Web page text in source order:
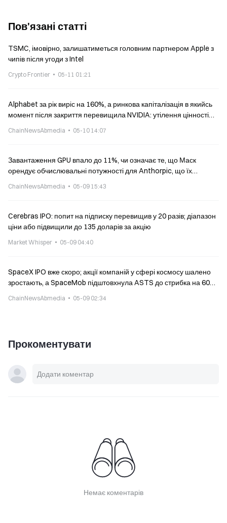
Пов'язані статті
TSMC, імовірно, залишатиметься головним партнером Apple з
чипів після угоди з Intel
Crypto Frontier 05-11 01:21
Alphabet за рік виріс на 160%, а ринкова капіталізація в якийсь
момент після закриття перевищила NVIDIA: утілення цінності
ChainNewsAbmedia 05-10 14:07
Завантаження GPU впало до 11%, чи означає те, що Маск
орендує обчислювальні потужності для Anthorpic, що їх
ChainNewsAbmedia 05-09 15:43
Cerebras IPO: попит на підписку перевищив у 20 разів; діапазон
ціни або підвищили до 135 доларів за акцію
Market Whisper 05-09 04:40
SpaceX IPO вже скоро; акції компаній у сфері космосу шалено
зростають, а SpaceMob підштовхнула ASTS до стрибка на 60
ChainNewsAbmedia 05-09 02:34
Прокоментувати
Немає коментарів